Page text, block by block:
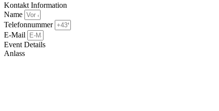
Kontakt Information
Name
Telefonnummer
E-Mail
Event Details
Anlass